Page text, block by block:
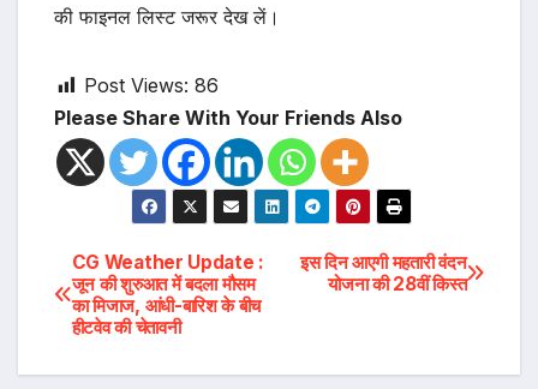
की फाइनल लिस्ट जरूर देख लें।
Post Views: 86
Please Share With Your Friends Also
Post
navigation
इस दिन आएगी महतारी वंदन
योजना की 28वीं किस्त
CG Weather Update :
जून की शुरुआत में बदला मौसम
का मिजाज, आंधी-बारिश के बीच
हीटवेव की चेतावनी